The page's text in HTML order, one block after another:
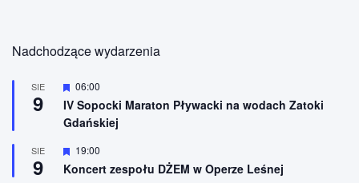
Nadchodzące wydarzenia
SIE
9
W
y
r
ó
n
o
06:00
IV Sopocki Maraton Pływacki na wodach Zatoki
Gdańskiej
SIE
9
W
r
19:00
Koncert zespołu DŻEM w Operze Leśnej